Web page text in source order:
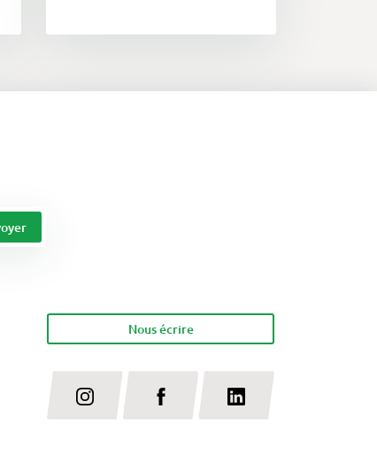
Nous écrire